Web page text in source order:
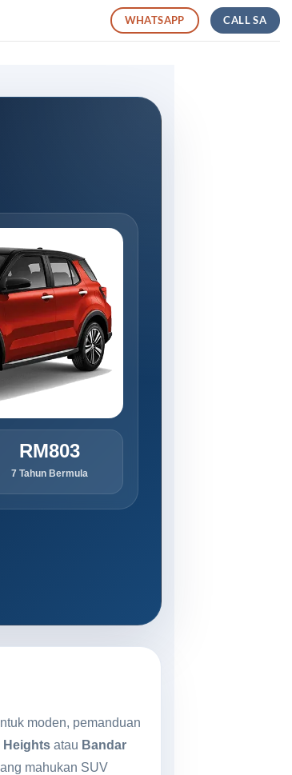
WHATSAPP CALL SA
RM803
7 Tahun Bermula
moden, pemanduan
Heights atau Bandar
mahukan SUV